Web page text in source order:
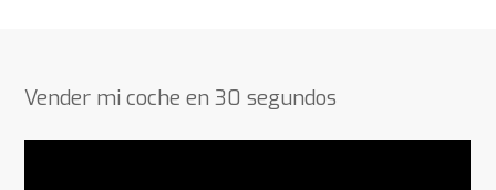
Vender mi coche en 30 segundos